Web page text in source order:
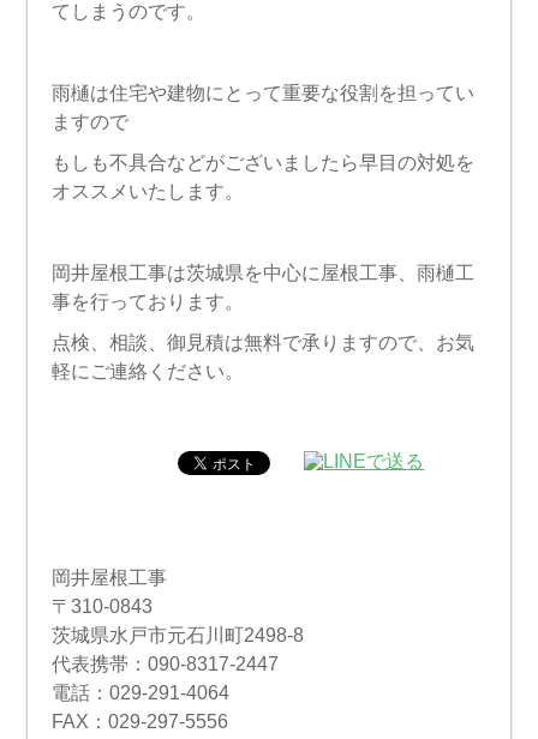
てしまうのです。
雨樋は住宅や建物にとって重要な役割を担ってい
ますので
もしも不具合などがございましたら早目の対処を
オススメいたします。
岡井屋根工事は茨城県を中心に屋根工事、雨樋工
事を行っております。
点検、相談、御見積は無料で承りますので、お気
軽にご連絡ください。
岡井屋根工事
〒310-0843
茨城県水戸市元石川町2498-8
代表携帯：090-8317-2447
電話：029-291-4064
FAX：029-297-5556